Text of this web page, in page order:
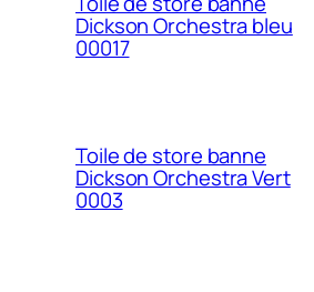
Dickson Orchestra bleu
00017
Toile de store banne
Dickson Orchestra Vert
0003